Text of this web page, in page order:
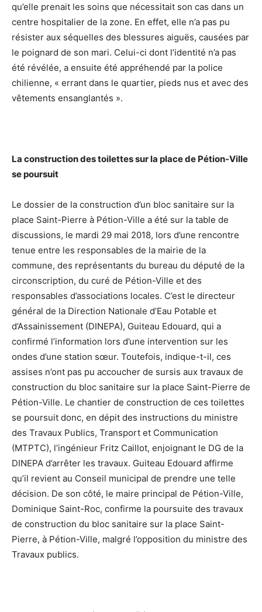
qu’elle prenait les soins que nécessitait son cas dans un
centre hospitalier de la zone. En effet, elle n’a pas pu
résister aux séquelles des blessures aiguës, causées par
le poignard de son mari. Celui-ci dont l’identité n’a pas
été révélée, a ensuite été appréhendé par la police
chilienne, « errant dans le quartier, pieds nus et avec des
vêtements ensanglantés ».
La construction des toilettes sur la place de Pétion-Ville
se poursuit
Le dossier de la construction d’un bloc sanitaire sur la
place Saint-Pierre à Pétion-Ville a été sur la table de
discussions, le mardi 29 mai 2018, lors d’une rencontre
tenue entre les responsables de la mairie de la
commune, des représentants du bureau du député de la
circonscription, du curé de Pétion-Ville et des
responsables d’associations locales. C’est le directeur
général de la Direction Nationale d’Eau Potable et
d’Assainissement (DINEPA), Guiteau Edouard, qui a
confirmé l’information lors d’une intervention sur les
ondes d’une station sœur. Toutefois, indique-t-il, ces
assises n’ont pas pu accoucher de sursis aux travaux de
construction du bloc sanitaire sur la place Saint-Pierre de
Pétion-Ville. Le chantier de construction de ces toilettes
se poursuit donc, en dépit des instructions du ministre
des Travaux Publics, Transport et Communication
(MTPTC), l’ingénieur Fritz Caillot, enjoignant le DG de la
DINEPA d’arrêter les travaux. Guiteau Edouard affirme
qu’il revient au Conseil municipal de prendre une telle
décision. De son côté, le maire principal de Pétion-Ville,
Dominique Saint-Roc, confirme la poursuite des travaux
de construction du bloc sanitaire sur la place Saint-
Pierre, à Pétion-Ville, malgré l’opposition du ministre des
Travaux publics.